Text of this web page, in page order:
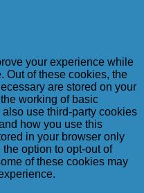
your experience while
Out of these cookies, the
are stored on your
working of basic
use third-party cookies
how you use this
in your browser only
option to opt-out of
of these cookies may